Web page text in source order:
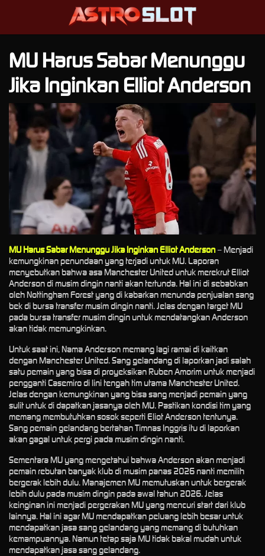
MU Harus Sabar Menunggu
Jika Inginkan Elliot Anderson
MU Harus Sabar Menunggu Jika Inginkan Elliot Anderson– Menjadi
kemungkinan penundaan yang terjadi untuk MU. Laporan
menyebutkan bahwa asa Manchester United untuk merekrut Elliot
Anderson di musim dingin nanti akan tertunda. Hal ini di sebabkan
oleh Nottingham Forest yang di kabarkan menunda penjualan sang
bek di bursa transfer musim dingin nanti. Jelas dengan target MU
pada bursa transfer musim dingin untuk mendatangkan Anderson
akan tidak memungkinkan.
Untuk saat ini, Nama Anderson memang lagi ramai di kaitkan
dengan Manchester United. Sang gelandang di laporkan jadi salah
satu pemain yang bisa di proyeksikan Ruben Amorim untuk menjadi
pengganti Casemiro di lini tengah tim utama Manchester United.
Jelas dengan kemungkinan yang bisa sang menjadi pemain yang
sulit untuk di dapatkan jasanya oleh MU. Pastikan kondisi tim yang
memang membutuhkan sosok seperti Eliot Anderson tentunya.
Sang pemain gelandang bertahan Timnas Inggris itu di laporkan
akan gagal untuk pergi pada musim dingin nanti.
Sementara MU yang mengetahui bahwa Anderson akan menjadi
pemain rebutan banyak klub di musim panas 2026 nanti memilih
bergerak lebih dulu. Manajemen MU memutuskan untuk bergerak
lebih dulu pada musim dingin pada awal tahun 2026. Jelas
keinginan ini menjadi pergerakan MU yang mencuri start dari klub
lainnya. Hal ini agar MU mendapatkan peluang lebih besar untuk
mendapatkan jasa sang gelandang yang memang di butuhkan
kemampuannya. Namun tetap saja MU tidak bakal mudah untuk
mendapatkan jasa sang gelandang.